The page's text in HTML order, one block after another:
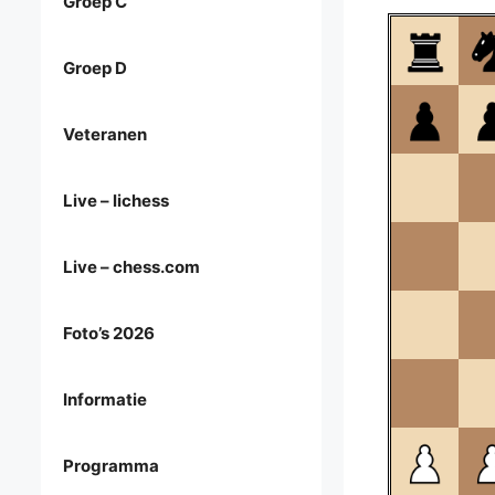
Groep D
Veteranen
Live – lichess
Live – chess.com
Foto’s 2026
Informatie
Programma